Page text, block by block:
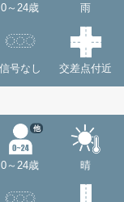
0～24歳 雨
信号なし 交差点付近
0～24歳
他
晴